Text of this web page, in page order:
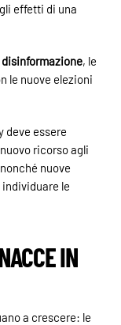
effetti di una
disinformazione, le
le nuove elezioni
deve essere
ricorso agli
nuove
le
IN
a crescere: le